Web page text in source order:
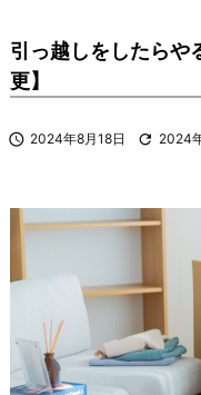
引っ越しをしたらや
更】
 2024年8月18日  2024